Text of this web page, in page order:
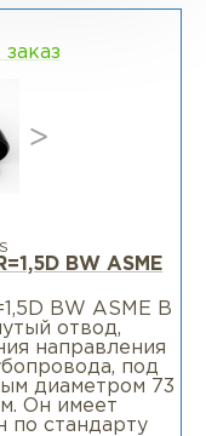
удлиненные
BW ASME
BW ASME B
отвод,
направления
под
диаметром 73
Он имеет
по стандарту